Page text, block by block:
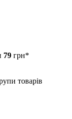
79 грн*
товарів